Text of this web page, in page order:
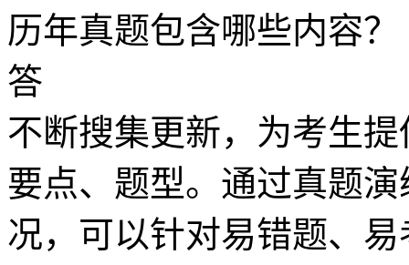
历年真题包含哪些内容？
答
不断搜集更新，为考生
要点、题型。通过真题
况，可以针对易错题、